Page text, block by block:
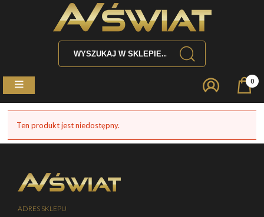
0
Ten produkt jest niedostępny.
ADRES SKLEPU